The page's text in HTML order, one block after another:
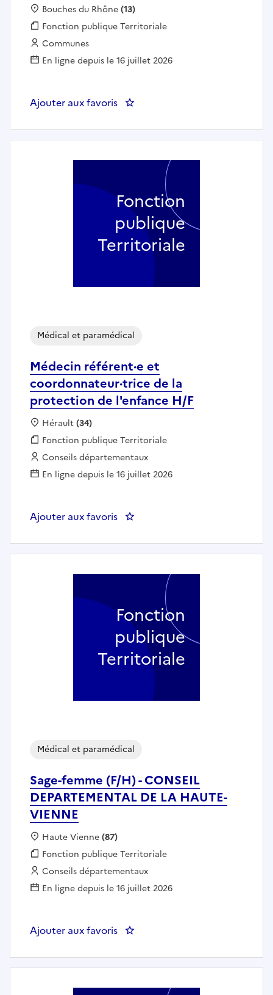
Localisation :
Bouches du Rhône(13)
Fonction publique :
Fonction publique Territoriale
Employeur :
Communes
En ligne depuis le 16 juillet 2026
Ajouter aux favoris : Médecin - COMMUNE DE
Médecin référent·e et
coordonnateur·trice de la
protection de l'enfance H/F
Médical et paramédical
Localisation :
Hérault(34)
Fonction publique :
Fonction publique Territoriale
Employeur :
Conseils départementaux
En ligne depuis le 16 juillet 2026
Ajouter aux favoris : Médecin référent·e et
Fonction
publique
Territoriale
Sage-femme (F/H) - CONSEIL
DEPARTEMENTAL DE LA HAUTE-
VIENNE
Médical et paramédical
Localisation :
Haute Vienne(87)
Fonction publique :
Fonction publique Territoriale
Employeur :
Conseils départementaux
En ligne depuis le 16 juillet 2026
Ajouter aux favoris : Sage-femme (F/H) - CONSEIL
Fonction
publique
Territoriale